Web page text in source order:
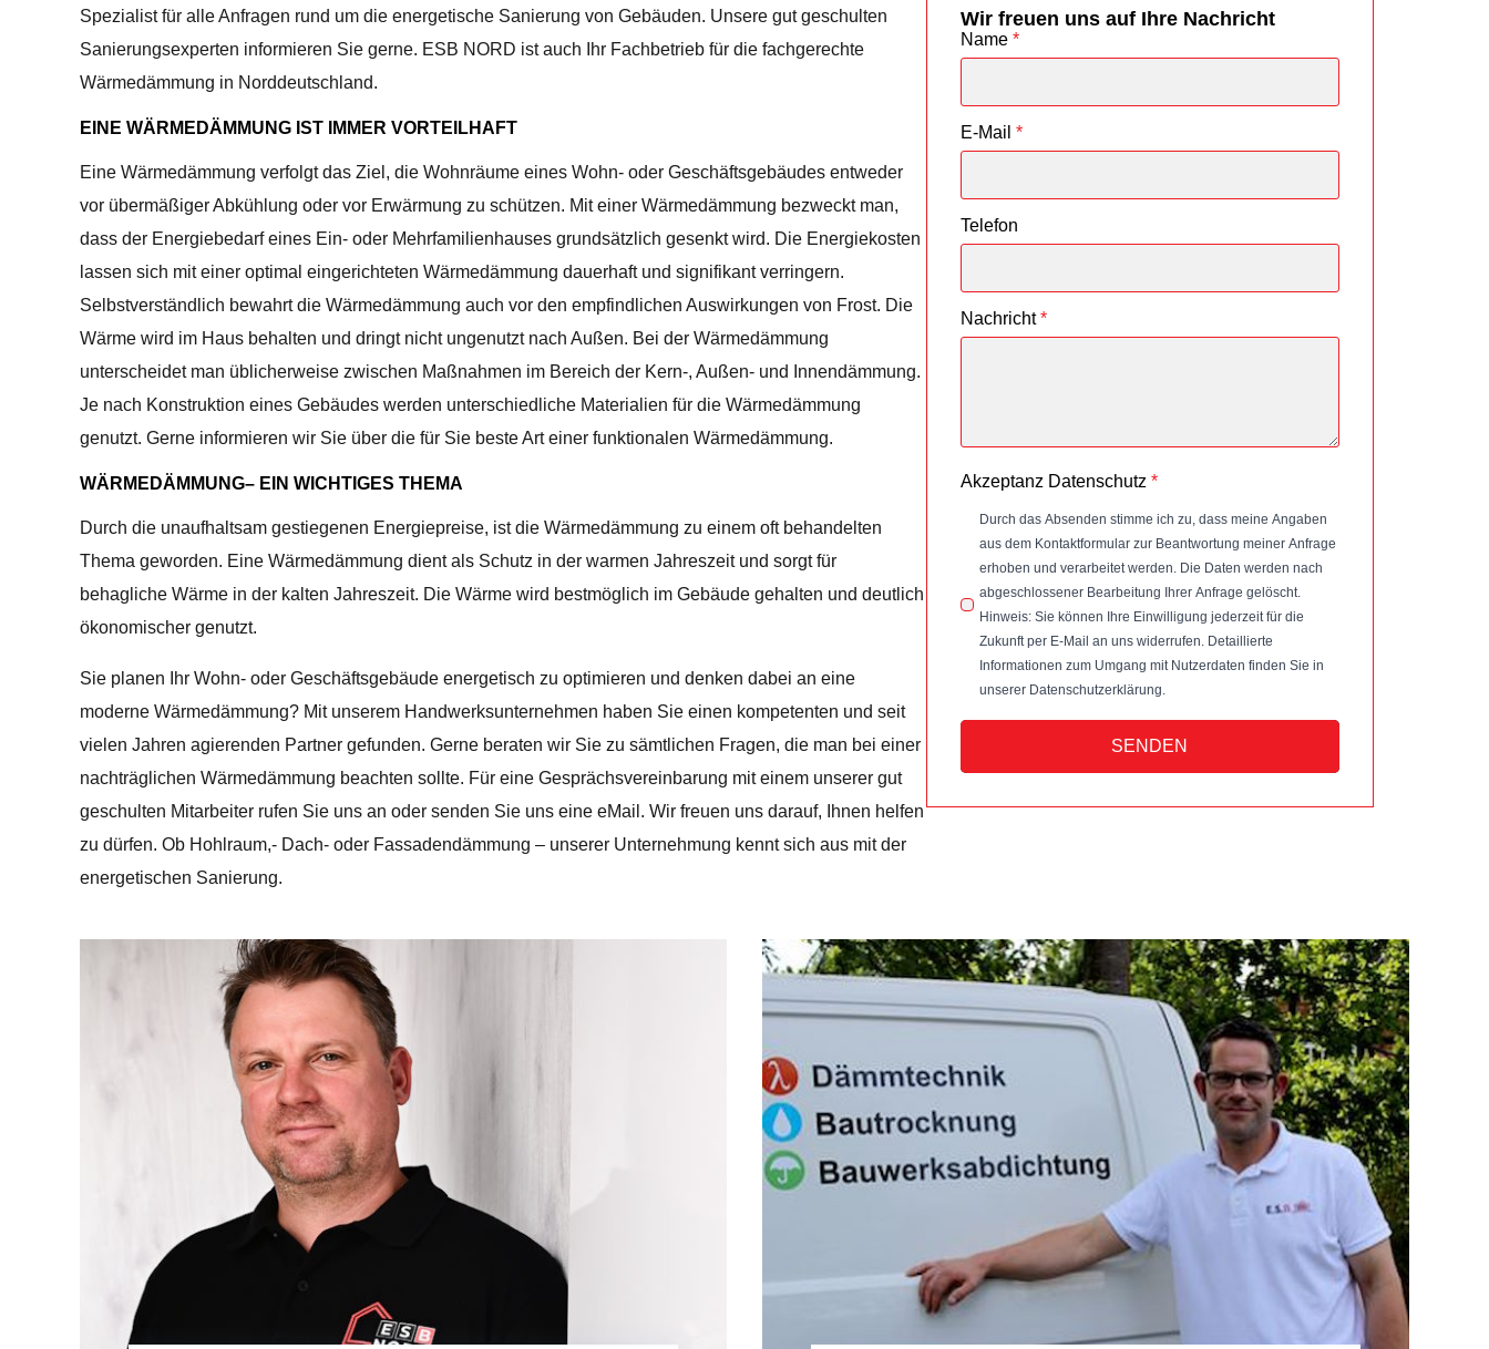
Spezialist für alle Anfragen rund um die energetische Sanierung von Gebäuden. Unsere gut geschulten
Sanierungsexperten informieren Sie gerne. ESB NORD ist auch Ihr Fachbetrieb für die fachgerechte
Wärmedämmung in Norddeutschland.
EINE WÄRMEDÄMMUNG IST IMMER VORTEILHAFT
Eine Wärmedämmung verfolgt das Ziel, die Wohnräume eines Wohn- oder Geschäftsgebäudes entweder
vor übermäßiger Abkühlung oder vor Erwärmung zu schützen. Mit einer Wärmedämmung bezweckt man,
dass der Energiebedarf eines Ein- oder Mehrfamilienhauses grundsätzlich gesenkt wird. Die Energiekosten
lassen sich mit einer optimal eingerichteten Wärmedämmung dauerhaft und signifikant verringern.
Selbstverständlich bewahrt die Wärmedämmung auch vor den empfindlichen Auswirkungen von Frost. Die
Wärme wird im Haus behalten und dringt nicht ungenutzt nach Außen. Bei der Wärmedämmung
unterscheidet man üblicherweise zwischen Maßnahmen im Bereich der Kern-, Außen- und Innendämmung.
Je nach Konstruktion eines Gebäudes werden unterschiedliche Materialien für die Wärmedämmung
genutzt. Gerne informieren wir Sie über die für Sie beste Art einer funktionalen Wärmedämmung.
WÄRMEDÄMMUNG– EIN WICHTIGES THEMA
Durch die unaufhaltsam gestiegenen Energiepreise, ist die Wärmedämmung zu einem oft behandelten
Thema geworden. Eine Wärmedämmung dient als Schutz in der warmen Jahreszeit und sorgt für
behagliche Wärme in der kalten Jahreszeit. Die Wärme wird bestmöglich im Gebäude gehalten und deutlich
ökonomischer genutzt.
Sie planen Ihr Wohn- oder Geschäftsgebäude energetisch zu optimieren und denken dabei an eine
moderne Wärmedämmung? Mit unserem Handwerksunternehmen haben Sie einen kompetenten und seit
vielen Jahren agierenden Partner gefunden. Gerne beraten wir Sie zu sämtlichen Fragen, die man bei einer
nachträglichen Wärmedämmung beachten sollte. Für eine Gesprächsvereinbarung mit einem unserer gut
geschulten Mitarbeiter rufen Sie uns an oder senden Sie uns eine eMail. Wir freuen uns darauf, Ihnen helfen
zu dürfen. Ob Hohlraum,- Dach- oder Fassadendämmung – unserer Unternehmung kennt sich aus mit der
energetischen Sanierung.
Wir freuen uns auf Ihre Nachricht
Name *
E-Mail *
Telefon
Nachricht *
Akzeptanz Datenschutz *
Durch das Absenden stimme ich zu, dass meine Angaben
aus dem Kontaktformular zur Beantwortung meiner Anfrage
erhoben und verarbeitet werden. Die Daten werden nach
abgeschlossener Bearbeitung Ihrer Anfrage gelöscht.
Hinweis: Sie können Ihre Einwilligung jederzeit für die
Zukunft per E-Mail an uns widerrufen. Detaillierte
Informationen zum Umgang mit Nutzerdaten finden Sie in
unserer Datenschutzerklärung.
SENDEN